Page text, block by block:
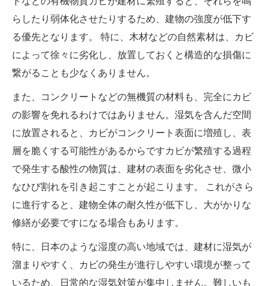
らしたり弱体化させたりするため、建物の強度が低下す
る優先となります。 特に、木材などの自然素材は、カビ
によって徐々に劣化し、放置しておくと構造的な損傷に
繋がることも少なくありません。
また、コンクリートなどの無機質の材料も、完全にカビ
の影響を免れるわけではありません。湿気を含んだ空間
に放置されると、カビがコンクリート表面に増殖し、表
層を脆くする可能性があるからですカビが繁殖する過程
で発生する酸性の物質は、建材の表面を劣化させ、微小
なひび割れを引き起こすことが起こります。 これがさら
に進行すると、建物全体の耐久性が低下し、大がかりな
修繕が​​必要ですになる場合もあります。
特に、日本のような湿度の高い地域では、建材に湿気が
溜まりやすく、カビの発生が進行しやすい環境が整って
いるため、日常的な湿気対策が集中しません。難しいも